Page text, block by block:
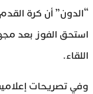
“الدون” أن كرة
استحق الفوز بعد
اللقاء.
وفي تصريحات